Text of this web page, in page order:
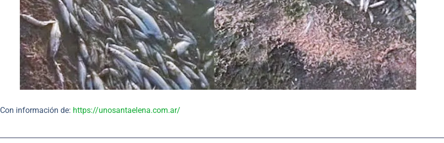
Con información de: https://unosantaelena.com.ar/